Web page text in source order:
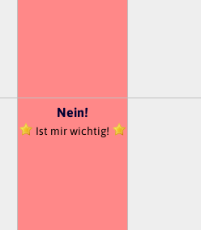
Nein!
Ist mir wichtig!